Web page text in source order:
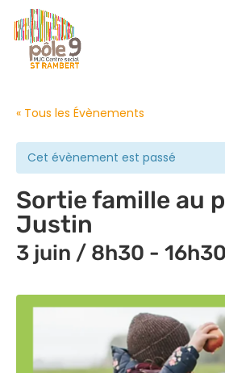
« Tous les Évènements
Cet évènement est passé
Sortie famille au
Justin
3 juin / 8h30 - 16h30